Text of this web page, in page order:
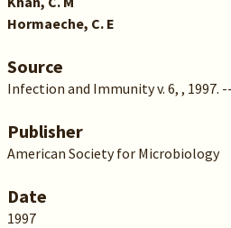
Hormaeche, C. E
Source
Infection and Immunity v. 6, , 1997.
Publisher
American Society for Microbiology
Date
1997